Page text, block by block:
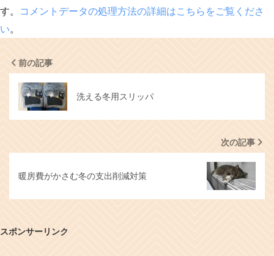
す。
コメントデータの処理方法の詳細はこちらをご覧くださ
い。
前の記事
洗える冬用スリッパ
次の記事
暖房費がかさむ冬の支出削減対策
スポンサーリンク